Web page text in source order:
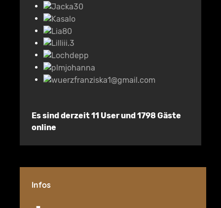
Es sind derzeit 11 User und 1798 Gäste
online
Infos